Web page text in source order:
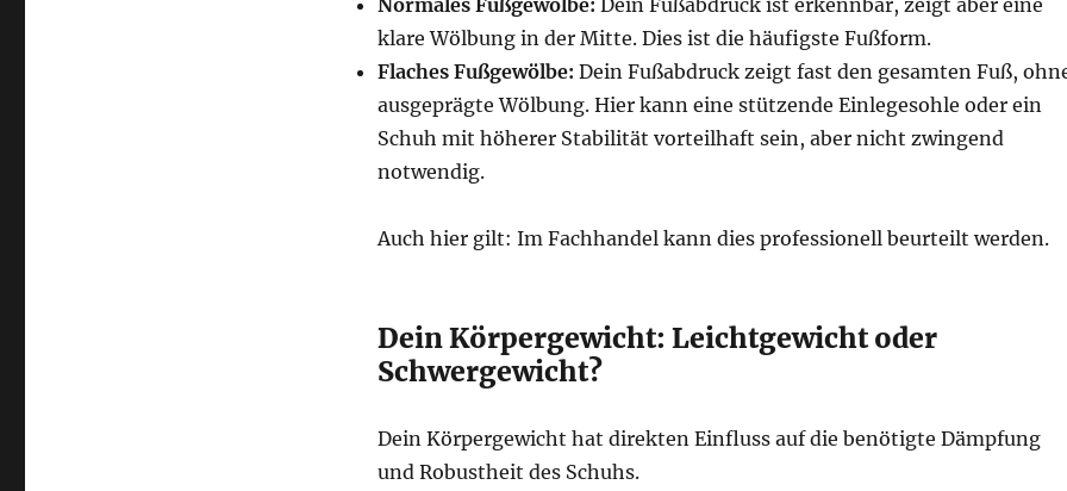
Normales Fußgewölbe: Dein Fußabdruck ist erkennbar, zeigt aber eine
klare Wölbung in der Mitte. Dies ist die häufigste Fußform.
Flaches Fußgewölbe: Dein Fußabdruck zeigt fast den gesamten Fuß,
ausgeprägte Wölbung. Hier kann eine stützende Einlegesohle oder ein
Schuh mit höherer Stabilität vorteilhaft sein, aber nicht zwingend
notwendig.
Auch hier gilt: Im Fachhandel kann dies professionell beurteilt werden.
Dein Körpergewicht: Leichtgewicht oder
Schwergewicht?
Dein Körpergewicht hat direkten Einfluss auf die benötigte Dämpfung
und Robustheit des Schuhs.